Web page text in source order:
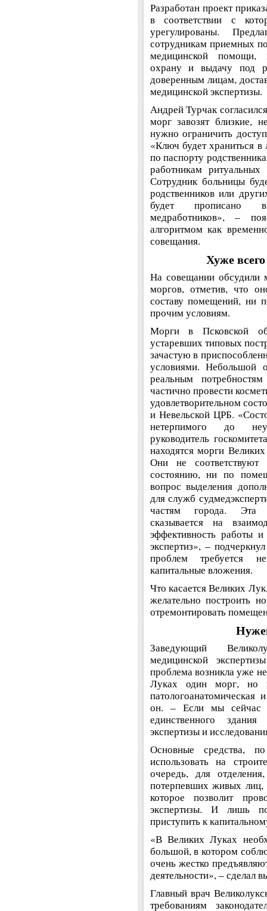
Разработан проект
в соответствии с
урегулированы.
сотрудникам приемных
медицинской помощи,
охрану и выдачу под
доверенным лицам,
медицинской экспертизы.
Андрей Турчак
морг завозят близкие,
нужно ограничить
«Ключ будет храниться
по паспорту
работникам ритуальных
Сотрудник больницы
родственников или
будет прописано в
медработников», –
алгоритмом как
совещания.
Хуже
На совещании обсудили
моргов, отметив, что
составу помещений, ни
прочим условиям.
Морги в Псковской
устаревших типовых
зачастую в
условиями. Небольшой
реальным
частично провести
удовлетворительном
и Невельской ЦРБ.
нетерпимого до
руководитель
находятся морги
Они не соответствуют
состоянию, ни по
вопрос выделения
для служб
частям города. Эта
сказывается на
эффективность работы
экспертиз», –
проблем требуется
капитальные вложения.
Что касается Великих
желательно построить
отремонтировать
Заведующий
медицинской
проблема возникла уже
Луках один морг, но
он. – Если мы сейчас
единственного
экспертизы и
Основные средства,
использовать на
очередь, для
потерпевших живых
которое позволит
экспертизы. И лишь
приступить к
«В Великих Луках
большой, в котором
очень жестко
деятельности», – сделал
Главный врач
требованиям